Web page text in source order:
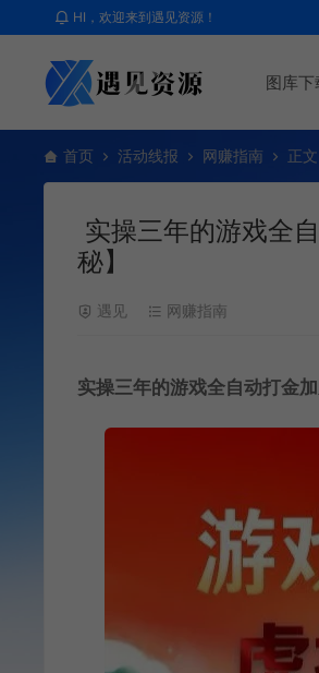
HI，欢迎来到遇见资源！
图库下
首页 活动线报 网赚指南 正文
实操三年的游戏全
秘】
遇见 网赚指南
实操三年的游戏全自动打金